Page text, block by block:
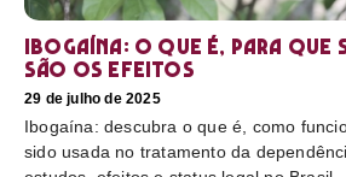
Ibogaína: o que é, para que
são os efeitos
29 de julho de 2025
Ibogaína: descubra o que é, como
sido usada no tratamento da